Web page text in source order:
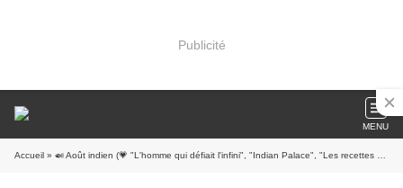
Publicité
MENU
Accueil » 🍛 Août indien (💗 "L'homme qui défiait l'infini", "Indian Palace", "Les recettes du bonheur")